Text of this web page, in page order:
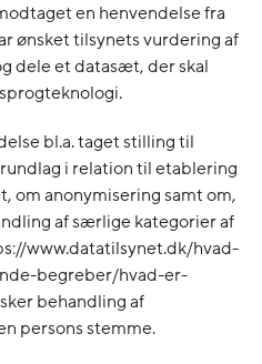
en henvendelse fra
ønsket tilsynets vurdering af
dele et datasæt, der skal
bl.a. taget stilling til
i relation til etablering
om anonymisering samt om,
af særlige kategorier af
www.datatilsynet.dk/hvad-
begreber/hvad-er-
behandling af
persons stemme.